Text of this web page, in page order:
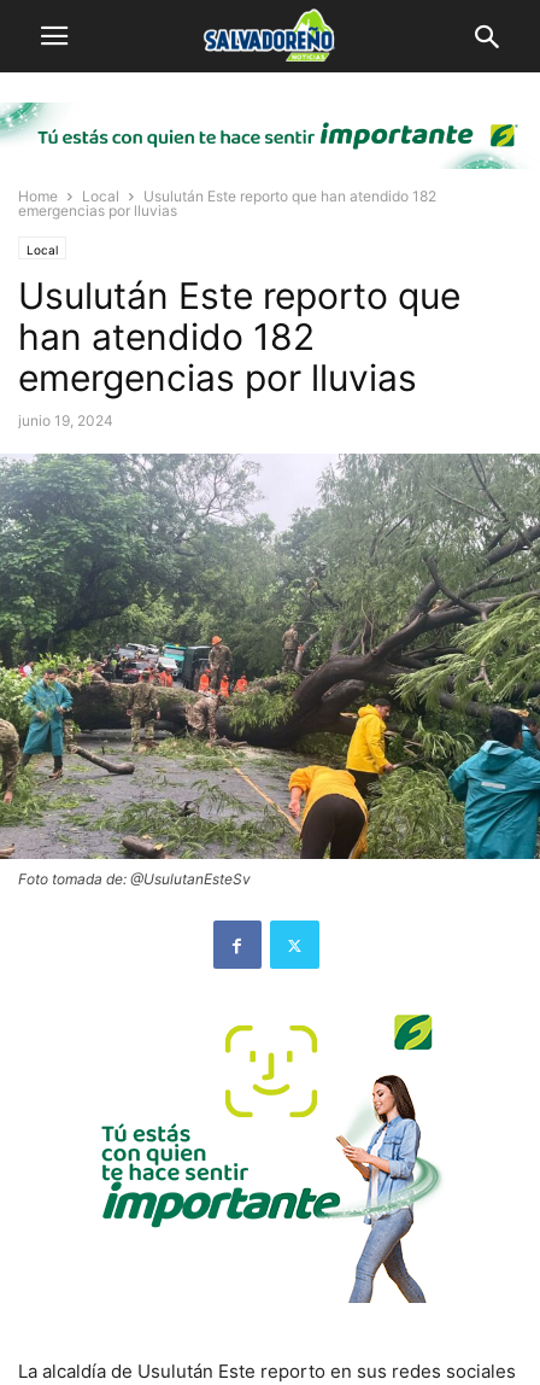
Home Local
Usulután Este reporto que han atendido 182
emergencias por lluvias
Local
Usulután Este reporto que
han atendido 182
emergencias por lluvias
junio 19, 2024
Foto tomada de: @UsulutanEsteSv
La alcaldía de Usulután Este reporto en sus redes sociales